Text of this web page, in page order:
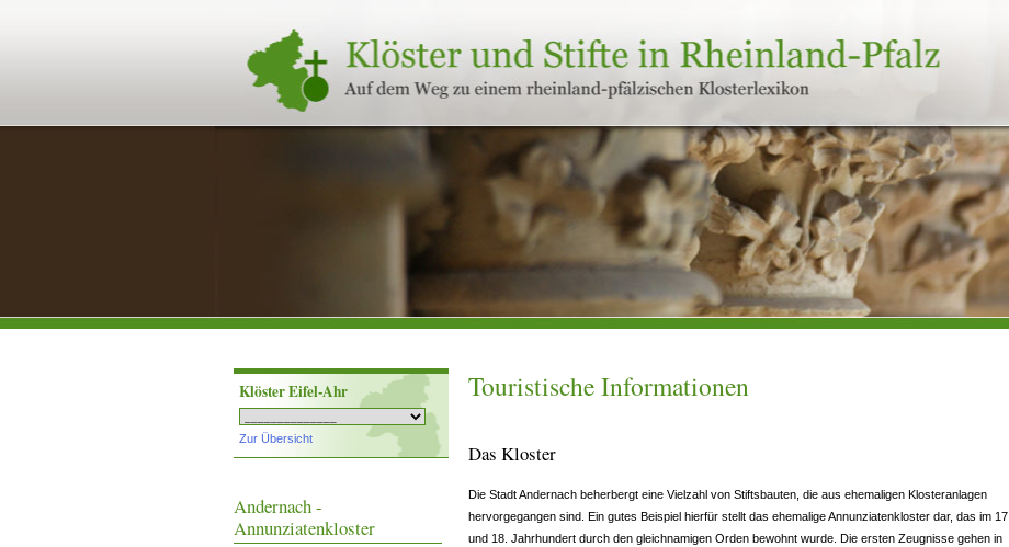
Klöster
und
Stifte
in
Rheinland-
Klöster Eifel-Ahr
Zur Übersicht
Andernach -
Annunziatenkloster
Touristische Informationen
Das Kloster
Die Stadt Andernach beherbergt eine Vielzahl von Stiftsbauten, die aus ehemaligen Klosteranlagen
hervorgegangen sind. Ein gutes Beispiel hierfür stellt das ehemalige Annunziatenkloster dar, das im 17.
und 18. Jahrhundert durch den gleichnamigen Orden bewohnt wurde. Die ersten Zeugnisse gehen in